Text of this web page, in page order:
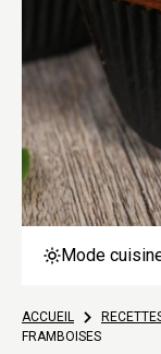
Mode
ACCUEIL >
FRAMBOISES